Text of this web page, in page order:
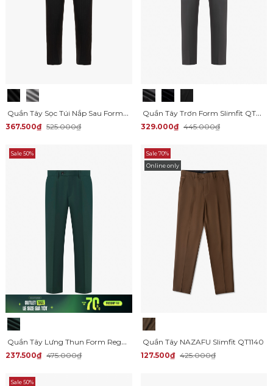
Quần Tây Sọc Túi Nắp Sau Form Slimfit QT061
367.500₫ 525.000₫
Quần Tây Trơn Form Slimfit QT058
329.000₫ 445.000₫
Sale 50%
Quần Tây Lưng Thun Form Regular QT060
237.500₫ 475.000₫
Sale 70%
Online only
Quần Tây NAZAFU Slimfit QT1140
127.500₫ 425.000₫
Sale 50%